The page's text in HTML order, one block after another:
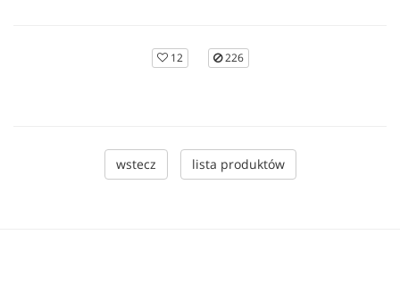
12 226
wstecz lista produktów